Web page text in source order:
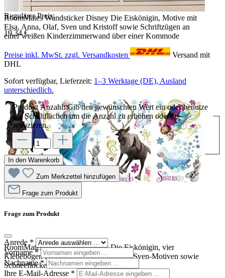
RoomMates Wandsticker Disney Die Eiskönigin, Motive mit
Elsa, Anna, Olaf, Sven und Kristoff sowie Schriftzügen an
einer weißen Kinderzimmerwand über einer Kommode
RoomMates Wandsticker Disney Die Eiskönigin, vier
Klebebögen mit Elsa-, Anna-, Olaf- und Sven-Motiven sowie
Schneeflocken auf weißem Untergrund
Regulärer Preis:
19,34 €
Preise inkl. MwSt. zzgl. Versandkosten
Versand mit
DHL
Sofort verfügbar, Lieferzeit: 1–3 Werktage (DE), Ausland
unterschiedlich.
Produkt Anzahl: Gib den gewünschten Wert ein oder benutze
die Schaltflächen um die Anzahl zu erhöhen oder zu
reduzieren.
In den Warenkorb
Zum Merkzettel hinzufügen
Frage zum Produkt
Frage zum Produkt
Anrede *
Vorname*
Nachname*
Ihre E-Mail-Adresse *